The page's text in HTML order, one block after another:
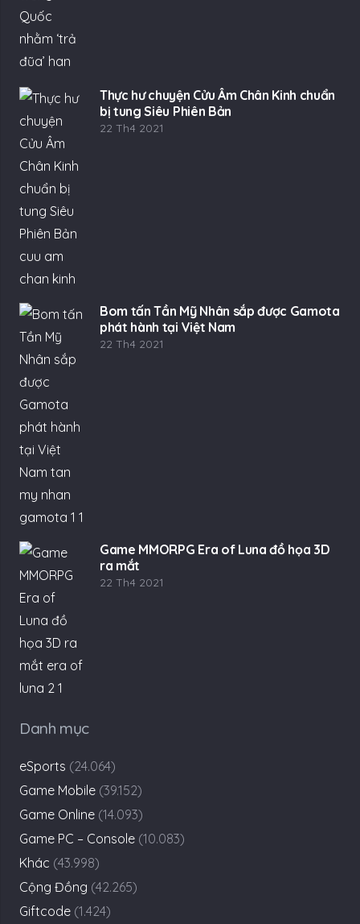
Thực hư chuyện Cửu Âm Chân Kinh chuẩn
bị tung Siêu Phiên Bản
22 Th4 2021
Bom tấn Tần Mỹ Nhân sắp được Gamota
phát hành tại Việt Nam
22 Th4 2021
Game MMORPG Era of Luna đồ họa 3D
ra mắt
22 Th4 2021
Danh mục
eSports (24.064)
Game Mobile (39.152)
Game Online (14.093)
Game PC – Console (10.083)
Khác (43.998)
Cộng Đồng (42.265)
Giftcode (1.424)